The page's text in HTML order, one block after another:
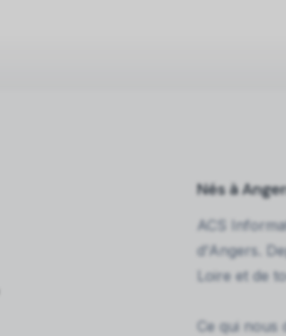
Nés à
ACS
d'Angers.
Loire et de
Ce qui